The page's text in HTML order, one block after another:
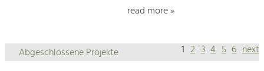
read more »
1 2 3 4 5 6 next
Abgeschlossene Projekte